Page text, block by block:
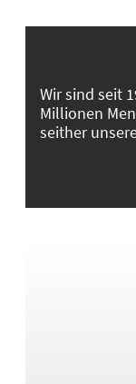
Wir sind seit
Millionen
seither